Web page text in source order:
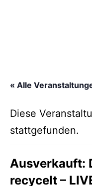
« Alle
Diese
stattgefunden.
Ausverkauft:
recycelt –